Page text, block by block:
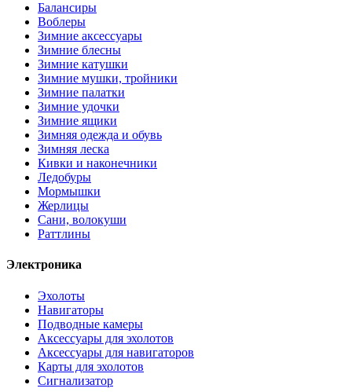
Балансиры
Воблеры
Зимние аксессуары
Зимние блесны
Зимние катушки
Зимние мушки, тройники
Зимние палатки
Зимние удочки
Зимние ящики
Зимняя одежда и обувь
Зимняя леска
Кивки и наконечники
Ледобуры
Мормышки
Жерлицы
Сани, волокуши
Раттлины
Электроника
Эхолоты
Навигаторы
Подводные камеры
Аксессуары для эхолотов
Аксессуары для навигаторов
Карты для эхолотов
Сигнализатор